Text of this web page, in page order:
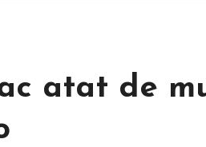
atat de